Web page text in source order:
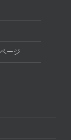
ージ